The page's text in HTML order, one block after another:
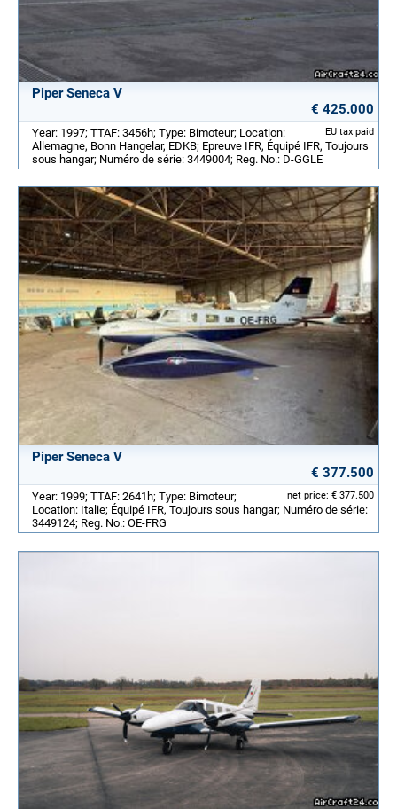
Piper Seneca V
€ 425.000
EU tax paid
Year: 1997; TTAF: 3456h; Type: Bimoteur; Location:
Allemagne, Bonn Hangelar, EDKB; Epreuve IFR, Équipé IFR, Toujours
sous hangar; Numéro de série: 3449004; Reg. No.: D-GGLE
Piper Seneca V
€ 377.500
net price: € 377.500
Year: 1999; TTAF: 2641h; Type: Bimoteur;
Location: Italie; Équipé IFR, Toujours sous hangar; Numéro de série:
3449124; Reg. No.: OE-FRG